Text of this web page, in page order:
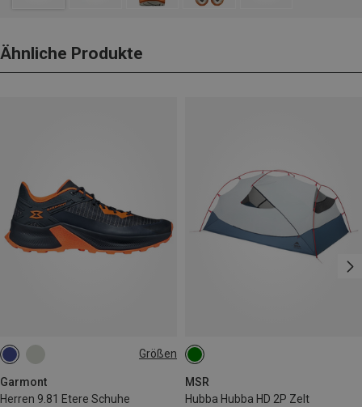
Ähnliche Produkte
Größen
Garmont
Herren 9.81 Etere Schuhe
MSR
Hubba Hubba HD 2P Zelt